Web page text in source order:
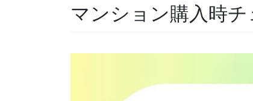
マンション購入時